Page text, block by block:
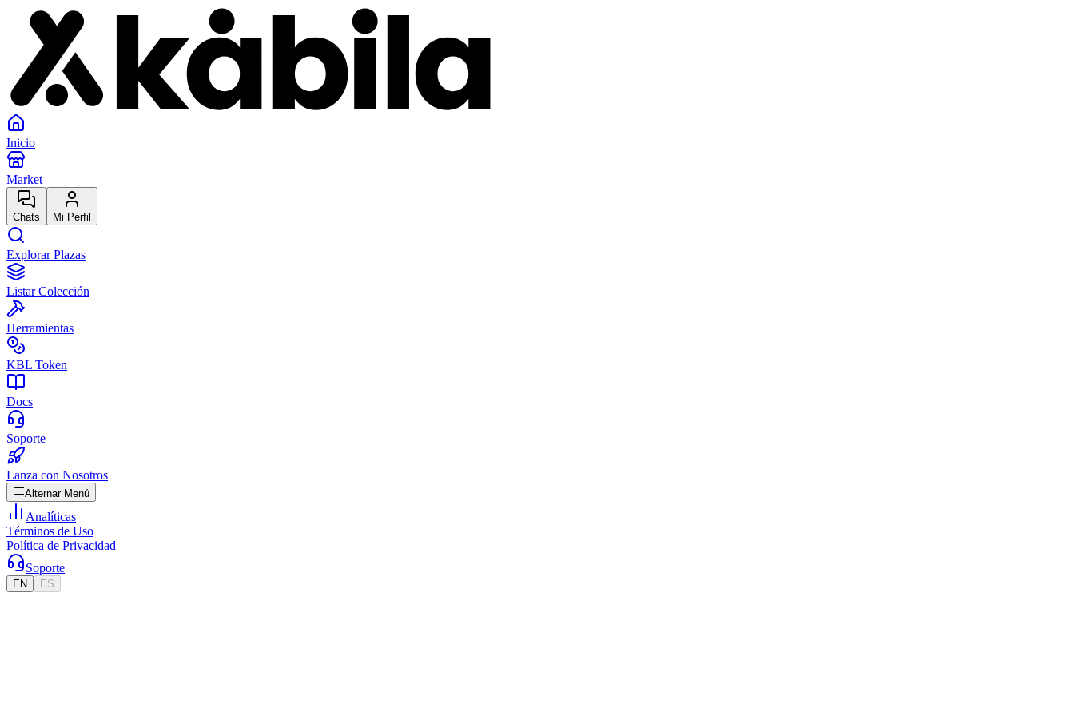
Inicio
Market
Chats Mi Perfil
Explorar Plazas
Listar Colección
Herramientas
KBL Token
Docs
Soporte
Lanza con Nosotros
Alternar Menú
Analíticas
Términos de Uso
Política de Privacidad
Soporte
EN ES